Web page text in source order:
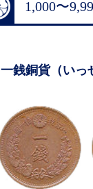
1,000〜
一銭銅貨（いっ